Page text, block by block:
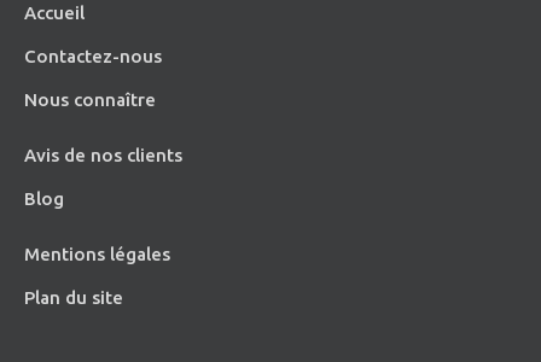
Accueil
Contactez-nous
Nous connaître
Avis de nos clients
Blog
Mentions légales
Plan du site